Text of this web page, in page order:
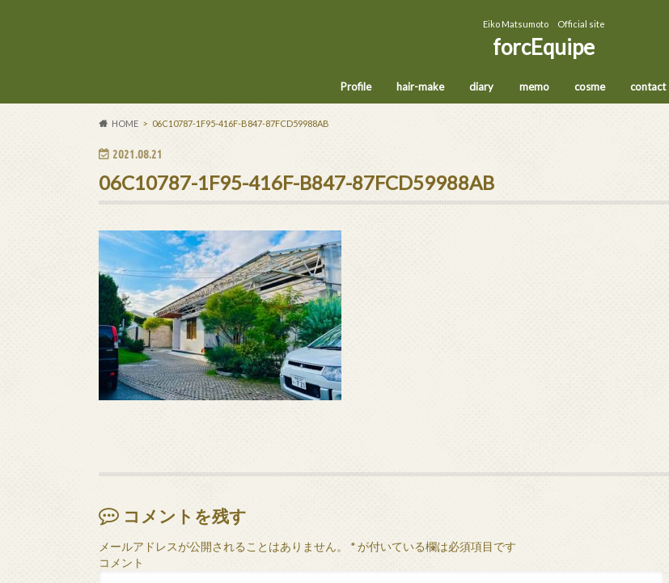
Eiko Matsumoto Official site
forcEquipe
Profile hair-make diary memo cosme contact
HOME 06C10787-1F95-416F-B847-87FCD59988AB
2021.08.21
06C10787-1F95-416F-B847-87FCD59988AB
コメントを残す
メールアドレスが公開されることはありません。 *が付いている欄は必須項目です
コメント